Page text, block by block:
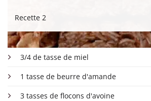
Recette 2
3/4 de tasse de miel
1 tasse de beurre d'amande
3 tasses de flocons d'avoine